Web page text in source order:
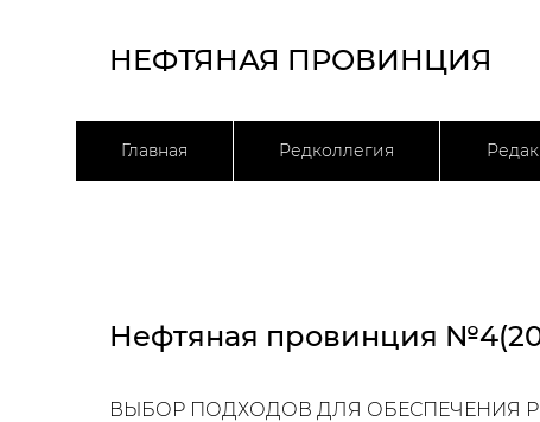
НЕФТЯНАЯ ПРОВИНЦИЯ
Главная Редколлегия
Нефтяная провинция
ВЫБОР ПОДХОДОВ ДЛЯ ОБЕСПЕЧЕНИЯ